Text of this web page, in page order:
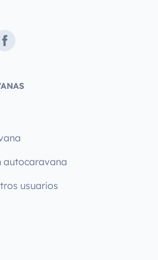
Facebook
autocaravana
usuarios